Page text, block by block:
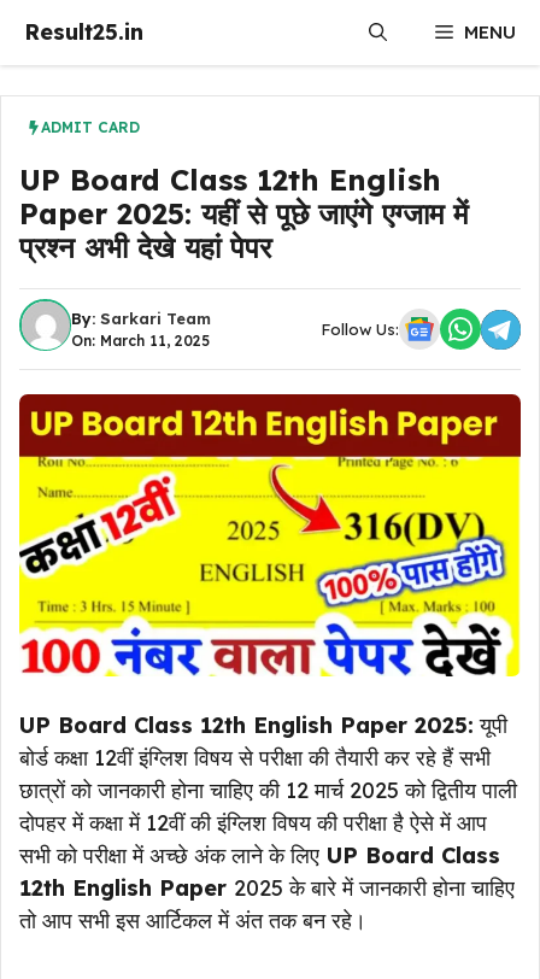
Result25.in MENU
ADMIT CARD
UP Board Class 12th English
Paper 2025: यहीं से पूछे जाएंगे एग्जाम में
प्रश्न अभी देखे यहां पेपर
By: Sarkari Team
On: March 11, 2025
Follow Us:
UP Board Class 12th English Paper 2025: यूपी
बोर्ड कक्षा 12वीं इंग्लिश विषय से परीक्षा की तैयारी कर रहे हैं सभी
छात्रों को जानकारी होना चाहिए की 12 मार्च 2025 को द्वितीय पाली
दोपहर में कक्षा में 12वीं की इंग्लिश विषय की परीक्षा है ऐसे में आप
सभी को परीक्षा में अच्छे अंक लाने के लिए UP Board Class
12th English Paper 2025 के बारे में जानकारी होना चाहिए
तो आप सभी इस आर्टिकल में अंत तक बन रहे।